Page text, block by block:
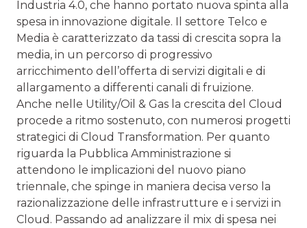
Industria 4.0, che hanno portato nuova spinta alla
spesa in innovazione digitale. Il settore Telco e
Media è caratterizzato da tassi di crescita sopra la
media, in un percorso di progressivo
arricchimento dell’offerta di servizi digitali e di
allargamento a differenti canali di fruizione.
Anche nelle Utility/Oil & Gas la crescita del Cloud
procede a ritmo sostenuto, con numerosi progetti
strategici di Cloud Transformation. Per quanto
riguarda la Pubblica Amministrazione si
attendono le implicazioni del nuovo piano
triennale, che spinge in maniera decisa verso la
razionalizzazione delle infrastrutture e i servizi in
Cloud. Passando ad analizzare il mix di spesa nei